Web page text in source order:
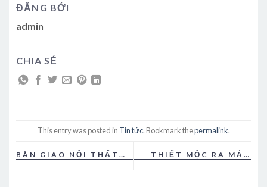
ĐĂNG BỞI
admin
CHIA SẺ
This entry was posted in Tin tức. Bookmark thepermalink.
BÀN GIAO NỘI THẤT
THIẾT MỘC RA MẮT